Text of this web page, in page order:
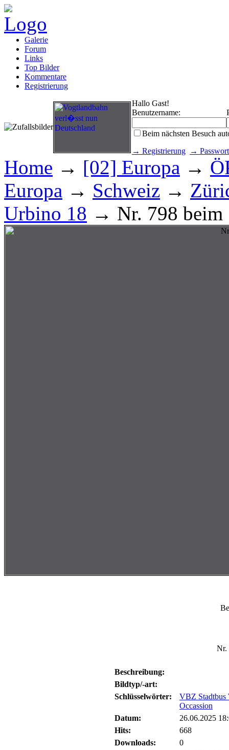
Galerie
Forum
Links
Top Bilder
Kommentare
Registrierung
Hallo Gast!
Benutzername:
Beim nächsten Besuch
→ Registrierung
→
Home → [02] Europa →
Europa → Schweiz →
Urbino 18 → Nr. 798 beim
Nr.
Beschreibung:
Bildtyp/-art:
Schlüsselwörter:
VBZ Stadtbus
Occassion
Datum:
26.06.2025
Hits:
668
Downloads:
0